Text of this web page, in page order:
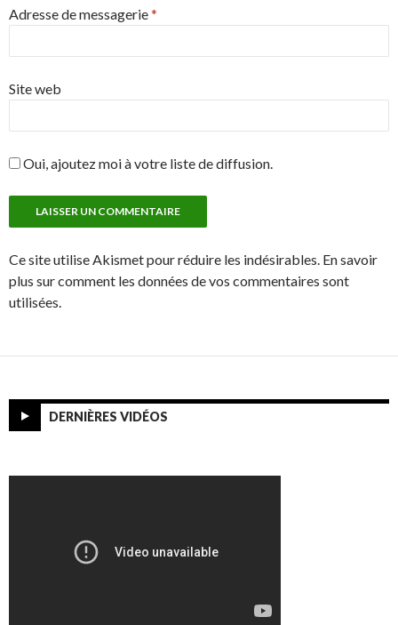
Adresse de messagerie*
Site web
Oui, ajoutez moi à votre liste de diffusion.
Ce site utilise Akismet pour réduire les indésirables. En savoir
plus sur comment les données de vos commentaires sont
utilisées.
DERNIÈRES VIDÉOS